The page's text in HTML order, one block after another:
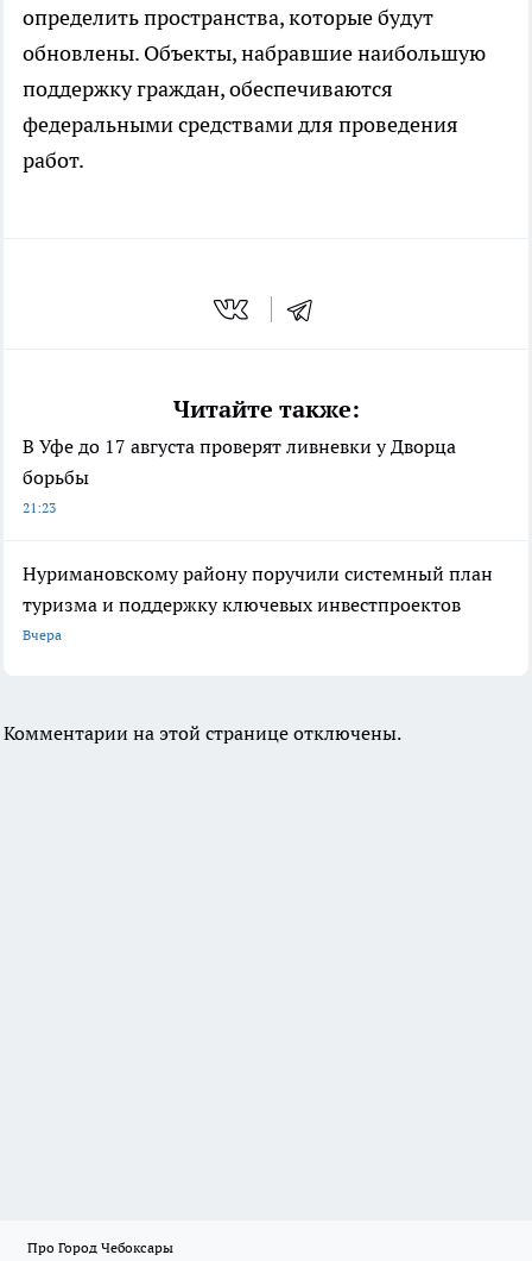
определить пространства, которые будут
обновлены. Объекты, набравшие наибольшую
поддержку граждан, обеспечиваются
федеральными средствами для проведения
работ.
Читайте также:
В Уфе до 17 августа проверят ливневки у Дворца
борьбы
21:23
Нуримановскому району поручили системный план
туризма и поддержку ключевых инвестпроектов
Вчера
Комментарии на этой странице отключены.
Про Город Чебоксары